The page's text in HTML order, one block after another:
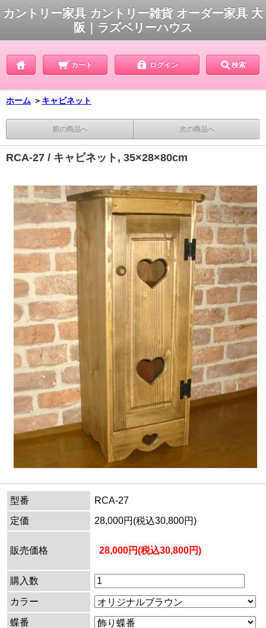
カントリー家具 カントリー雑貨 オーダー家具 大
阪｜ラズベリーハウス
カート ログイン 検索
ホーム ＞ キャビネット
前の商品へ 次の商品へ
RCA-27 / キャビネット, 35×28×80cm
型番
RCA-27
定価
28,000円(税込30,800円)
販売価格 28,000円(税込30,800円)
購入数
カラー
蝶番